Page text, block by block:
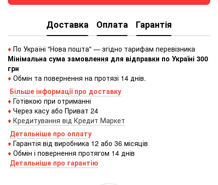
Доставка Оплата Гарантія
♦ По Україні "Нова пошта" — згідно тарифам перевізника
Мінімальна сума замовлення для відправки по Україні 300
грн
♦ Обмін та повернення на протязі 14 днів.
Більше інформації про доставку
♦ Готівкою при отриманні
♦ Через касу або Приват 24
♦ Кредитування від Кредит Маркет
Детальніше про оплату
♦ Гарантія від виробника 12 або 36 місяців
♦ Обмін і повернення протягом 14 днів
Детальніше про гарантію